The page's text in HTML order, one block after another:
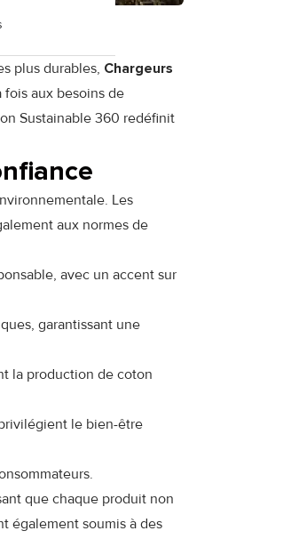
plus durables, Chargeurs
aux besoins de
Sustainable 360 redéfinit
Les
aux normes de
avec un accent sur
garantissant une
la production de coton
le bien-être
que chaque produit non
également soumis à des